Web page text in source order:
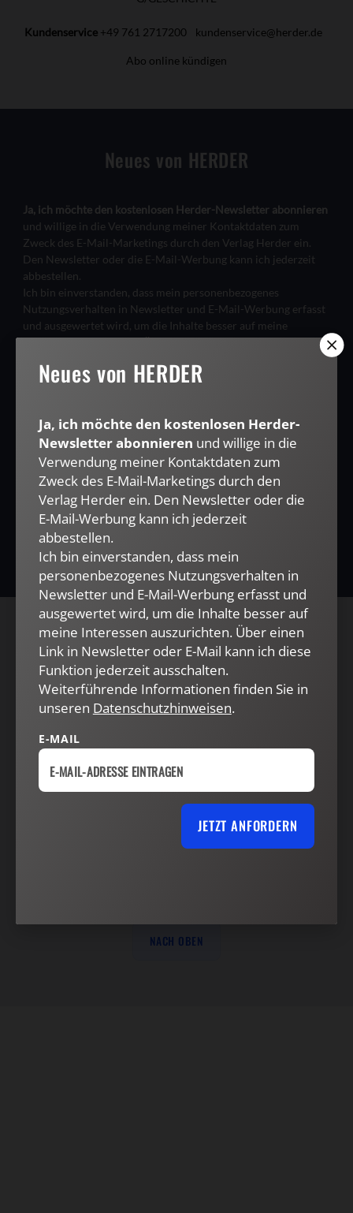
Kundenservice +49 761 2717200 kundenservice@herder.de
Abo online kündigen
Neues von HERDER
Ja, ich möchte den kostenlosen Herder-Newsletter abonnieren
und willige in die Verwendung meiner Kontaktdaten zum
Zweck des E-Mail-Marketings durch den Verlag Herder ein.
Den Newsletter oder die E-Mail-Werbung kann ich jederzeit
abbestellen.
Ich bin einverstanden, dass mein personenbezogenes
Nutzungsverhalten in Newsletter und E-Mail-Werbung erfasst
und ausgewertet wird, um die Inhalte besser auf meine
Interessen auszurichten. Über einen Link in Newsletter oder E-
Weiterführende Informationen finden Sie in unseren
E-MAIL
JETZT ANMELDEN
AGB und Widerrufsbelehrung Datenschutz
Barrierefreiheit Impressum
VERTRAG WIDERRUFEN ABO ONLINE KÜNDIGEN
NACH OBEN
Neues von HERDER
Ja, ich möchte den kostenlosen Herder-
Newsletter abonnieren und willige in die
Verwendung meiner Kontaktdaten zum
Zweck des E-Mail-Marketings durch den
Verlag Herder ein. Den Newsletter oder die
E-Mail-Werbung kann ich jederzeit
abbestellen.
Ich bin einverstanden, dass mein
personenbezogenes Nutzungsverhalten in
Newsletter und E-Mail-Werbung erfasst und
ausgewertet wird, um die Inhalte besser auf
meine Interessen auszurichten. Über einen
Link in Newsletter oder E-Mail kann ich diese
Funktion jederzeit ausschalten.
Weiterführende Informationen finden Sie in
unseren Datenschutzhinweisen.
E-MAIL
JETZT ANFORDERN